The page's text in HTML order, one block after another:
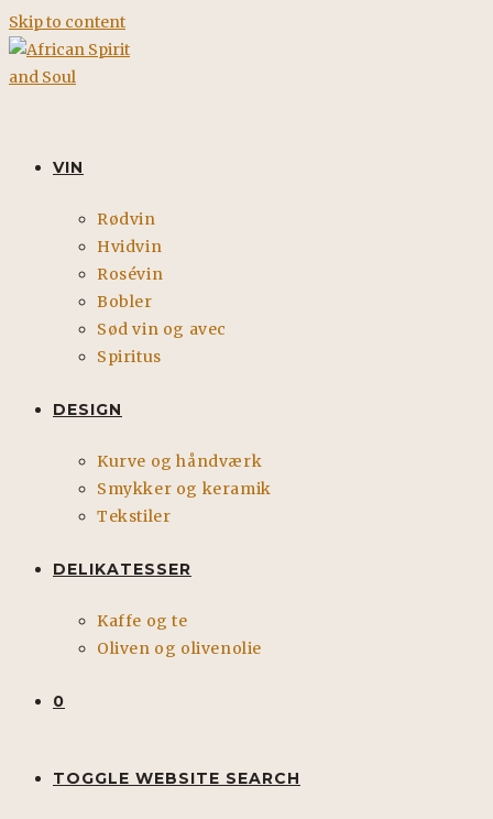
Skip to content
VIN
Rødvin
Hvidvin
Rosévin
Bobler
Sød vin og avec
Spiritus
DESIGN
Kurve og håndværk
Smykker og keramik
Tekstiler
DELIKATESSER
Kaffe og te
Oliven og olivenolie
0
TOGGLE WEBSITE SEARCH